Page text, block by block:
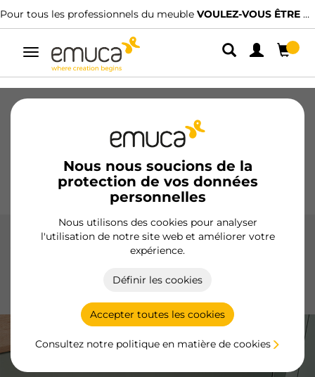
Pour tous les professionnels du meuble VOULEZ-VOUS ÊTRE CLIENT ?
Alterner
navigation
Nous nous soucions de la
protection de vos données
personnelles
Nous utilisons des cookies pour analyser
l'utilisation de notre site web et améliorer votre
expérience.
Définir les cookies
Accepter toutes les cookies
Consultez notre politique en matière de cookies
Charnières
Cuisine Montage
Poignées Pieds Présentoirs
Acier
design moderne, idéales pour tout type de meuble, offrant